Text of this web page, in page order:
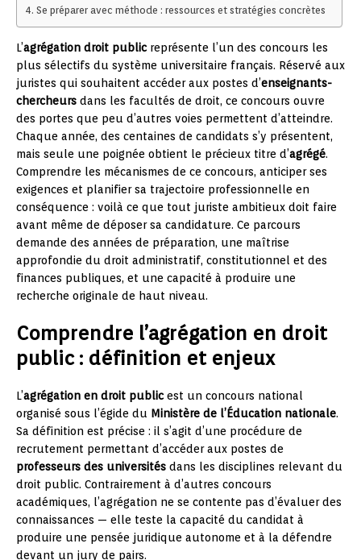
Se préparer avec méthode : ressources et stratégies concrètes
L’agrégation droit publicreprésente l’un des concours les
plus sélectifs du système universitaire français. Réservé aux
juristes qui souhaitent accéder aux postes d’enseignants-
chercheurs dans les facultés de droit, ce concours ouvre
des portes que peu d’autres voies permettent d’atteindre.
Chaque année, des centaines de candidats s’y présentent,
mais seule une poignée obtient le précieux titre d’agrégé.
Comprendre les mécanismes de ce concours, anticiper ses
exigences et planifier sa trajectoire professionnelle en
conséquence : voilà ce que tout juriste ambitieux doit faire
avant même de déposer sa candidature. Ce parcours
demande des années de préparation, une maîtrise
approfondie du droit administratif, constitutionnel et des
finances publiques, et une capacité à produire une
recherche originale de haut niveau.
Comprendre l’agrégation en droit
public : définition et enjeux
L’agrégation en droit publicest un concours national
organisé sous l’égide du Ministère de l’Éducation nationale.
Sa définition est précise : il s’agit d’une procédure de
recrutement permettant d’accéder aux postes de
professeurs des universités dans les disciplines relevant du
droit public. Contrairement à d’autres concours
académiques, l’agrégation ne se contente pas d’évaluer des
connaissances — elle teste la capacité du candidat à
produire une pensée juridique autonome et à la défendre
devant un jury de pairs.